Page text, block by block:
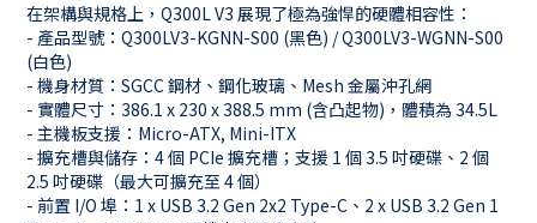
在架構與規格上，Q300L V3 展現了極為強悍的硬體相容性：
- 產品型號：Q300LV3-KGNN-S00 (黑色) / Q300LV3-WGNN-S00
(白色)
- 機身材質：SGCC 鋼材、鋼化玻璃、Mesh 金屬沖孔網
- 實體尺寸：386.1 x 230 x 388.5 mm (含凸起物)，體積為 34.5L
- 主機板支援：Micro-ATX, Mini-ITX
- 擴充槽與儲存：4 個 PCIe 擴充槽；支援 1 個 3.5 吋硬碟、2 個
2.5 吋硬碟（最大可擴充至 4 個）
- 前置 I/O 埠：1 x USB 3.2 Gen 2x2 Type-C、2 x USB 3.2 Gen 1